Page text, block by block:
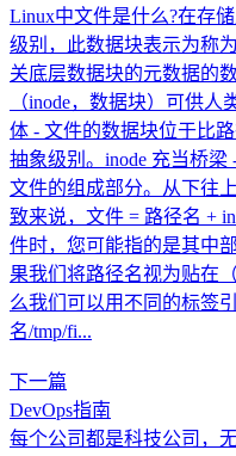
Linux中文件是什么?在存
级别，此数据块表示为称
关底层数据块的元数据的
（inode，数据块）可供
体 - 文件的数据块位于比
抽象级别。inode 充当桥梁
文件的组成部分。从下往
致来说，文件 = 路径名 +
件时，您可能指的是其中
果我们将路径名视为贴在
么我们可以用不同的标签
名/tmp/fi...
下一篇
DevOps指南
每个公司都是科技公司，